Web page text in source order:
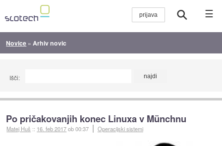
☰
Novice » Arhiv novic
Išči:
Po pričakovanjih konec Linuxa v Münchnu
Matej Huš :: 16. feb 2017ob 00:37 Operacijski sistemi